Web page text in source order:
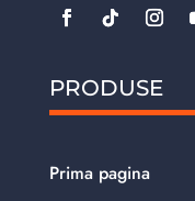
PRODUSE
Prima pagina